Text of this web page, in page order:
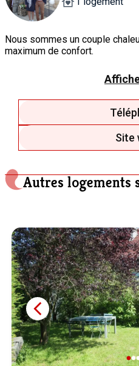
Nous sommes un couple
maximum de confort.
la meilleure expérience d’un
Site
Autres logements